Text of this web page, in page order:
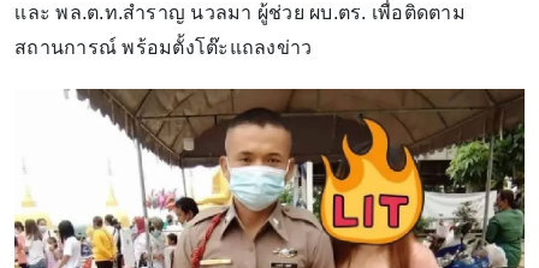
เเละ พล.ต.ท.สำราญ นวลมา ผู้ช่วย ผบ.ตร. เพื่อติดตาม
สถานการณ์ พร้อมตั้งโต๊ะแถลงข่าว